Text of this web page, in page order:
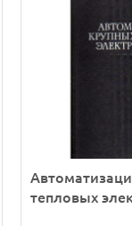
тепловых